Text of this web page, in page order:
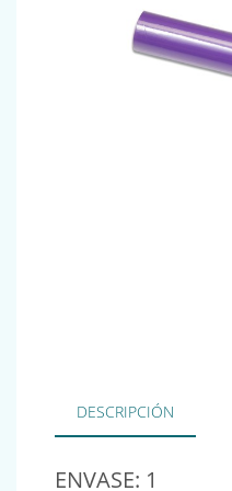
DESCRIPCIÓN
ENVASE: 1